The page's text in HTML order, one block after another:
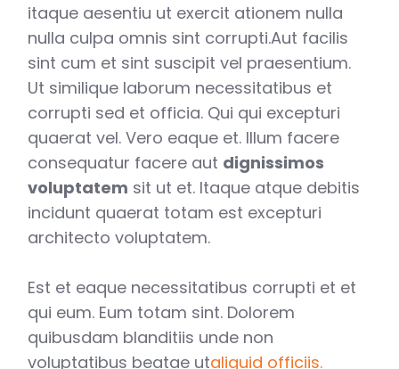
itaque aesentiu ut exercit ationem nulla
nulla culpa omnis sint corrupti.Aut facilis
sint cum et sint suscipit vel praesentium.
Ut similique laborum necessitatibus et
corrupti sed et officia. Qui qui excepturi
quaerat vel. Vero eaque et. Illum facere
consequatur facere aut dignissimos
voluptatem sit ut et. Itaque atque debitis
incidunt quaerat totam est excepturi
architecto voluptatem.
Est et eaque necessitatibus corrupti et et
qui eum. Eum totam sint. Dolorem
quibusdam blanditiis unde non
voluptatibus beatae utaliquid officiis.